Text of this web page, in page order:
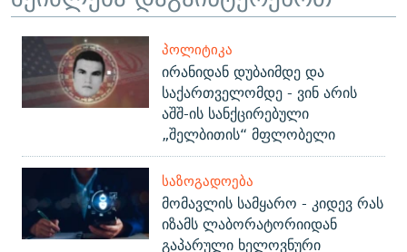
ᲞᲝᲚᲘᲢᲘᲙᲐ
ირანიდან დუბაიმდე და
საქართველომდე - ვინ არის
აშშ-ის სანქცირებული
„შელბითის“ მფლობელი
ᲡᲐᲖᲝᲒᲐᲓᲝᲔᲑᲐ
მომავლის სამყარო - კიდევ რას
იზამს ლაბორატორიიდან
გაპარული ხელოვნური